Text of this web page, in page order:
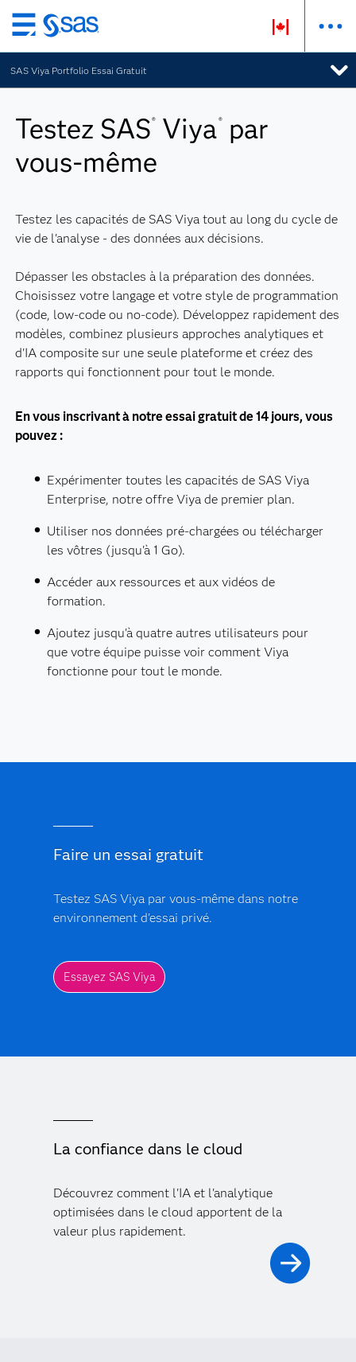
Passer
au
contenu
principal
SAS Viya Portfolio Essai Gratuit
Testez SAS® Viya®par
vous-même
Testez les capacités de SAS Viya tout au long du cycle de
vie de l'analyse - des données aux décisions.
Dépasser les obstacles à la préparation des données.
Choisissez votre langage et votre style de programmation
(code, low-code ou no-code). Développez rapidement des
modèles, combinez plusieurs approches analytiques et
d'IA composite sur une seule plateforme et créez des
rapports qui fonctionnent pour tout le monde.
En vous inscrivant à notre essai gratuit de 14 jours, vous
pouvez :
Expérimenter toutes les capacités de SAS Viya
Enterprise, notre offre Viya de premier plan.
Utiliser nos données pré-chargées ou télécharger
les vôtres (jusqu'à 1 Go).
Accéder aux ressources et aux vidéos de
formation.
Ajoutez jusqu'à quatre autres utilisateurs pour
que votre équipe puisse voir comment Viya
fonctionne pour tout le monde.
Faire un essai gratuit
Testez SAS Viya par vous-même dans notre
environnement d'essai privé.
Essayez SAS Viya
La confiance dans le cloud
Découvrez comment l'IA et l'analytique
optimisées dans le cloud apportent de la
valeur plus rapidement.